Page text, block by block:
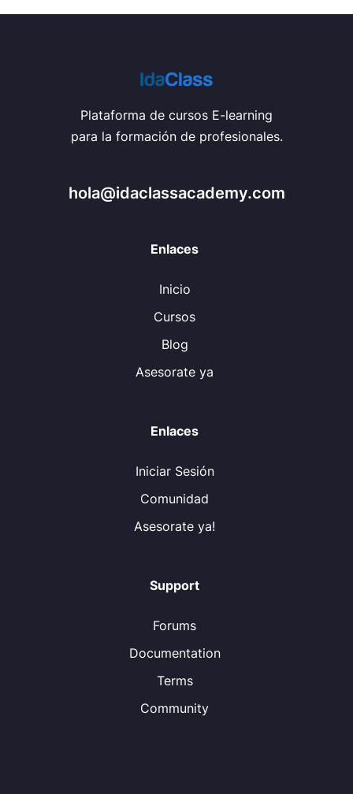
Plataforma de cursos E-learning
para la formación de profesionales.
hola@idaclassacademy.com
Enlaces
Inicio
Cursos
Blog
Asesorate ya
Enlaces
Iniciar Sesión
Comunidad
Asesorate ya!
Support
Forums
Documentation
Terms
Community